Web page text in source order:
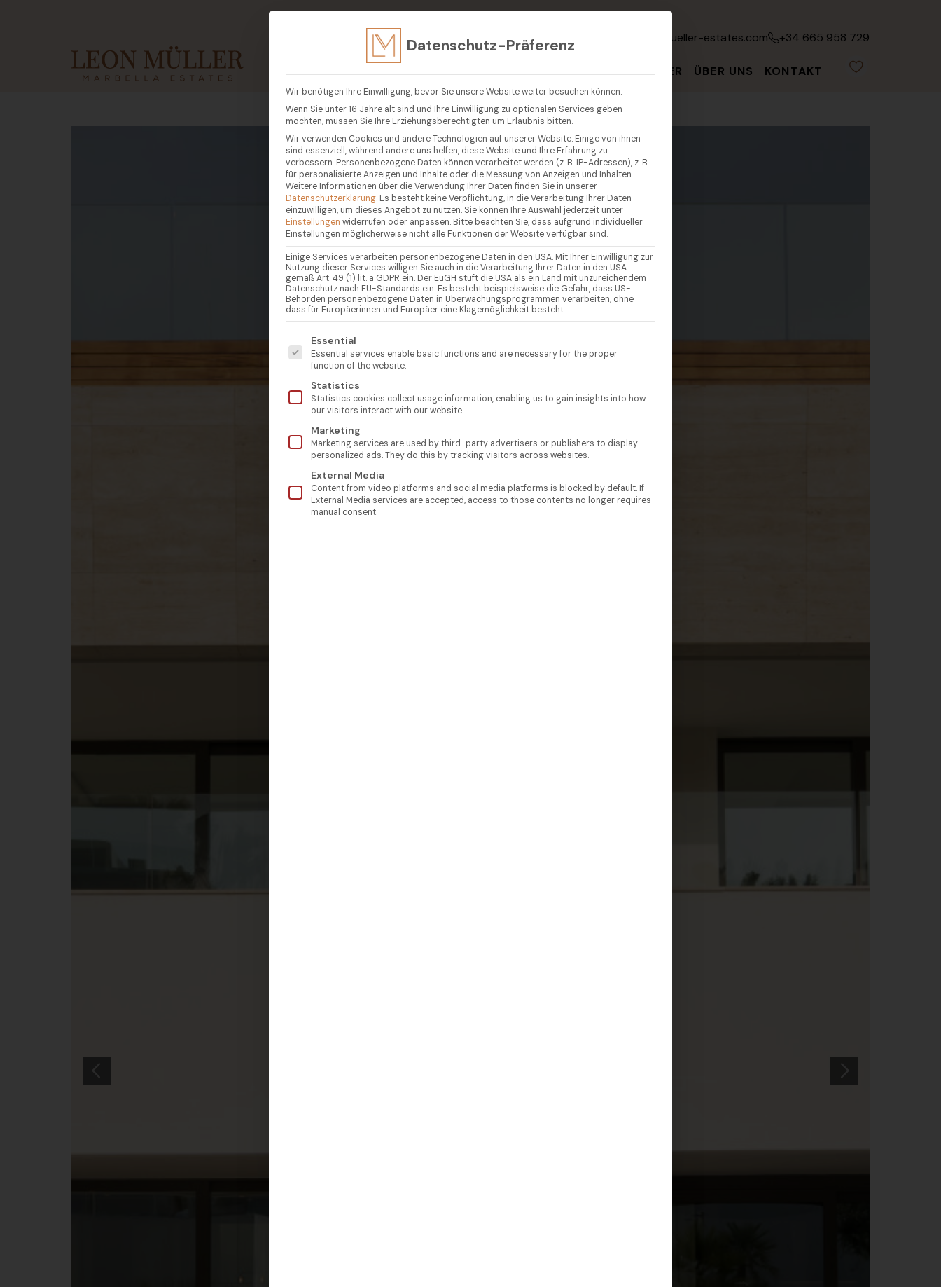
info@leonmueller-estates.com +34 665 958 729
KAUFEN VERKAUFEN LUXUSIMMOBILIEN GEGENDEN RATGEBER ÜBER UNS KONTAKT
Datenschutz-Präferenz
Wir benötigen Ihre Einwilligung, bevor Sie unsere Website weiter besuchen können.
Wenn Sie unter 16 Jahre alt sind und Ihre Einwilligung zu optionalen Services geben
möchten, müssen Sie Ihre Erziehungsberechtigten um Erlaubnis bitten.
Wir verwenden Cookies und andere Technologien auf unserer Website. Einige von ihnen
sind essenziell, während andere uns helfen, diese Website und Ihre Erfahrung zu
verbessern. Personenbezogene Daten können verarbeitet werden (z. B. IP-Adressen), z. B.
für personalisierte Anzeigen und Inhalte oder die Messung von Anzeigen und Inhalten.
Weitere Informationen über die Verwendung Ihrer Daten finden Sie in unserer
Datenschutzerklärung. Es besteht keine Verpflichtung, in die Verarbeitung Ihrer Daten
einzuwilligen, um dieses Angebot zu nutzen. Sie können Ihre Auswahl jederzeit unter
Einstellungen widerrufen oder anpassen. Bitte beachten Sie, dass aufgrund individueller
Einstellungen möglicherweise nicht alle Funktionen der Website verfügbar sind.
Einige Services verarbeiten personenbezogene Daten in den USA. Mit Ihrer Einwilligung zur
Nutzung dieser Services willigen Sie auch in die Verarbeitung Ihrer Daten in den USA
gemäß Art. 49 (1) lit. a GDPR ein. Der EuGH stuft die USA als ein Land mit unzureichendem
Datenschutz nach EU-Standards ein. Es besteht beispielsweise die Gefahr, dass US-
Behörden personenbezogene Daten in Überwachungsprogrammen verarbeiten, ohne
dass für Europäerinnen und Europäer eine Klagemöglichkeit besteht.
Es folgt eine Liste der Service-Gruppen, für die eine Einwilligung erteilt werden kann. Die erste Service-Gruppe ist essenziell
Essential
Essential services enable basic functions and are necessary for the proper
function of the website.
Statistics
Statistics cookies collect usage information, enabling us to gain insights into how
our visitors interact with our website.
Marketing
Marketing services are used by third-party advertisers or publishers to display
personalized ads. They do this by tracking visitors across websites.
External Media
Content from video platforms and social media platforms is blocked by default. If
External Media services are accepted, access to those contents no longer requires
manual consent.